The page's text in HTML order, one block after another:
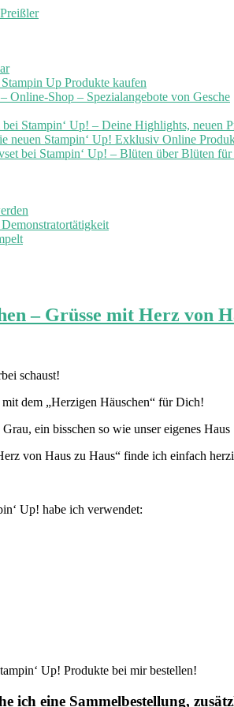
Up Produkte kaufen
Online-Shop – Spezialangebote von Gesche
Stampin‘ Up! – Deine Highlights, neuen
neuen Stampin‘ Up! Exklusiv Online
bei Stampin‘ Up! – Blüten über Blüten
– Grüsse mit Herz von
schaust!
dem „Herzigen Häuschen“ für Dich!
ein bisschen so wie unser eigenes Haus
von Haus zu Haus“ finde ich einfach
Up! habe ich verwendet:
Up! Produkte bei mir bestellen!
ich eine Sammelbestellung,